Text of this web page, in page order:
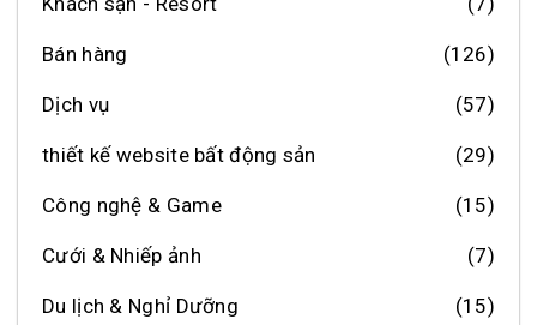
Bán hàng (126)
Dịch vụ (57)
thiết kế website bất động sản (29)
Công nghệ & Game (15)
Cưới & Nhiếp ảnh (7)
Du lịch & Nghỉ Dưỡng (15)